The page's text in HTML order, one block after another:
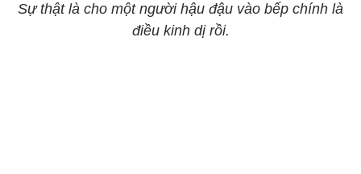
Sự thật là cho một người hậu đậu vào bếp chính là
điều kinh dị rồi.